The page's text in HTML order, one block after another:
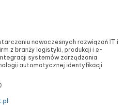
nowoczesnych rozwiązań IT i
z branży logistyki, produkcji i e-
systemów zarządzania
automatycznej identyfikacji.